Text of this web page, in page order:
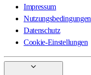
Impressum
Nutzungsbedingungen
Datenschutz
Cookie-Einstellungen